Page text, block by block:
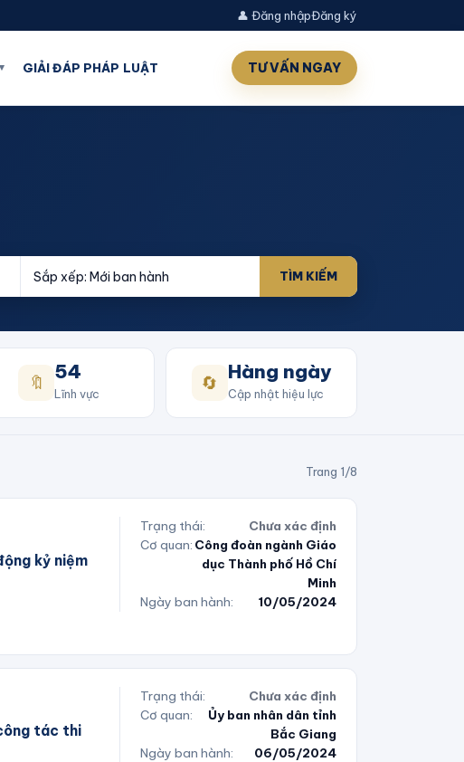
👤 Đăng nhậpĐăng ký
▾ GIẢI ĐÁP PHÁP LUẬT TƯ VẤN NGAY
TÌM KIẾM
🔖 54
Lĩnh vực 🔄 Hàng ngày
Cập nhật hiệu lực
Trang 1/8
kỷ niệm
Trạng thái:
Chưa xác định
Cơ quan: Công đoàn ngành Giáo
dục Thành phố Hồ Chí
Minh
Ngày ban hành:
10/05/2024
tác thi
Trạng thái:
Chưa xác định
Cơ quan:
Ủy ban nhân dân tỉnh
Bắc Giang
Ngày ban hành:
06/05/2024